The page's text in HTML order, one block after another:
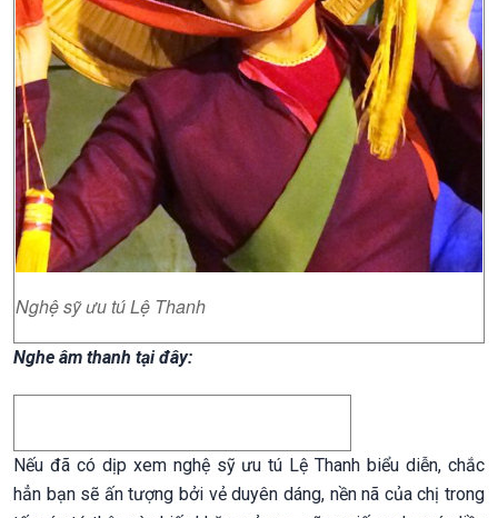
Nghệ sỹ ưu tú Lệ Thanh
Nghe âm thanh tại đây:
Nếu đã có dịp xem nghệ sỹ ưu tú Lệ Thanh biểu diễn, chắc
hẳn bạn sẽ ấn tượng bởi vẻ duyên dáng, nền nã của chị trong